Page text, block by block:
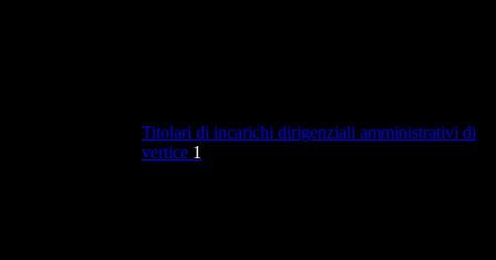
Titolari di incarichi dirigenziali amministrativi di
vertice 1